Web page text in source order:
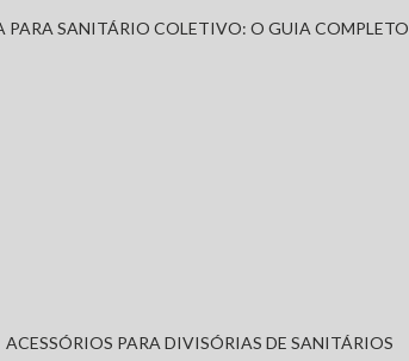
PARA SANITÁRIO COLETIVO: O GUIA COMPLETO
ACESSÓRIOS PARA DIVISÓRIAS DE SANITÁRIOS